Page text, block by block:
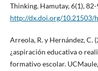
Thinking. Hamutay, 6(1), 82-
http://dx.doi.org/10.21503/
Arreola, R. y Hernández, C.
¿aspiración educativa o
formativo escolar.